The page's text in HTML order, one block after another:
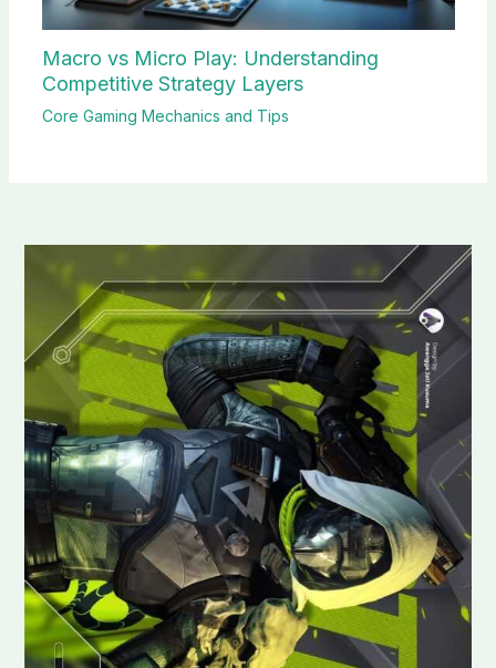
Macro vs Micro Play: Understanding
Competitive Strategy Layers
Core Gaming Mechanics and Tips